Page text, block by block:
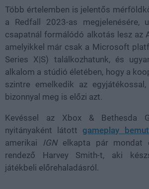
Több értelemben is jelentős
a Redfall 2023-as megjelenésére,
csapatnál formálódó alkotás lesz az
amelyikkel már csak a Microsoft
Series X|S) találkozhatunk, és
alkalom a stúdió életében, hogy a
szintre emelkedik az
bizonnyal meg is előzi azt.
Kevéssel az Xbox & Bethesda
nyitányaként látott gameplay
amerikai
IGNelkapta pár mondat
rendező Harvey Smith-t, aki
játékbeli előrehaladásról.